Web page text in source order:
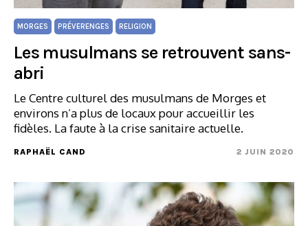
MORGES PRÉVERENGES RELIGION
Les musulmans se retrouvent sans-
abri
Le Centre culturel des musulmans de Morges et
environs n’a plus de locaux pour accueillir les
fidèles. La faute à la crise sanitaire actuelle.
RAPHAËL CAND 2 JUIN 2020